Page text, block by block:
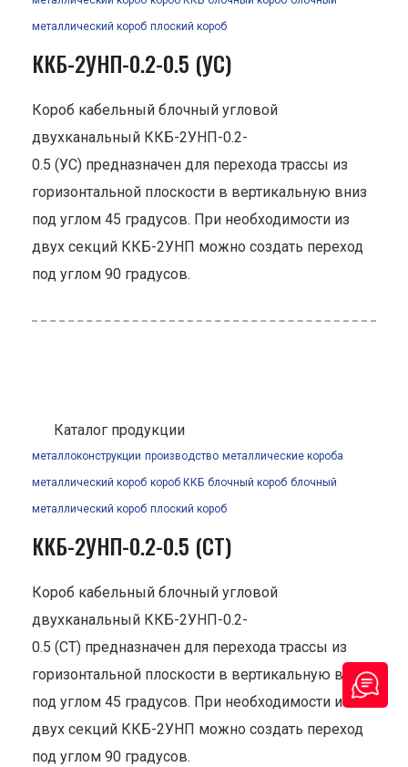
металлический короб плоский короб
ККБ-2УНП-0.2-0.5 (УС)
Короб кабельный блочный угловой
двухканальный ККБ-2УНП-0.2-
0.5 (УС) предназначен для перехода трассы из
горизонтальной плоскости в вертикальную вниз
под углом 45 градусов. При необходимости из
двух секций ККБ-2УНП можно создать переход
под углом 90 градусов.
Каталог продукции
металлоконструкции производство металлические короба
металлический короб короб ККБ блочный короб блочный
металлический короб плоский короб
ККБ-2УНП-0.2-0.5 (СТ)
Короб кабельный блочный угловой
двухканальный ККБ-2УНП-0.2-
0.5 (СТ) предназначен для перехода трассы из
горизонтальной плоскости в вертикальную вниз
под углом 45 градусов. При необходимости из
двух секций ККБ-2УНП можно создать переход
под углом 90 градусов.